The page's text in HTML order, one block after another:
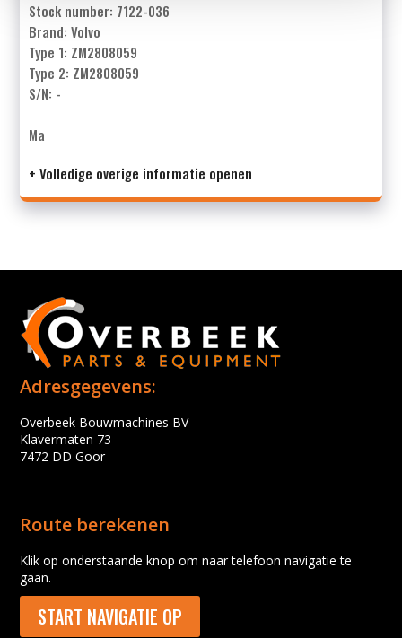
Stock number: 7122-036
Brand: Volvo
Type 1: ZM2808059
Type 2: ZM2808059
S/N: -
Ma
+ Volledige overige informatie openen
Adresgegevens:
Overbeek Bouwmachines BV
Klavermaten 73
7472 DD Goor
Route berekenen
Klik op onderstaande knop om naar telefoon navigatie te
gaan.
START NAVIGATIE OP